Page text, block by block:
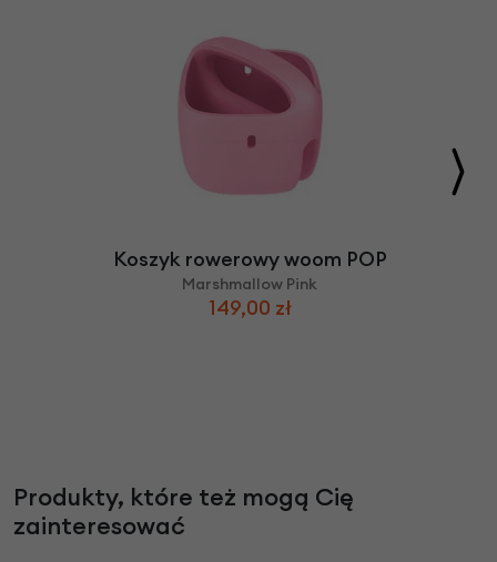
Koszyk rowerowy woom POP
Marshmallow Pink
149,00 zł
Produkty, które też mogą Cię
zainteresować